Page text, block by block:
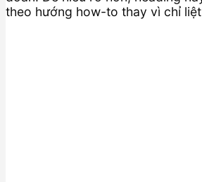
theo hướng how-to thay vì chỉ